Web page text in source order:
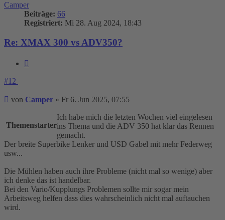
Camper
Beiträge: 66
Registriert: Mi 28. Aug 2024, 18:43
Re: XMAX 300 vs ADV350?
#12
Beitrag
von Camper » Fr 6. Jun 2025, 07:55
Themenstarter
Ich habe mich die letzten Wochen viel eingelesen
ins Thema und die ADV 350 hat klar das Rennen
gemacht.
Der breite Superbike Lenker und USD Gabel mit mehr Federweg
usw...
Die Mühlen haben auch ihre Probleme (nicht mal so wenige) aber
ich denke das ist handelbar.
Bei den Vario/Kupplungs Problemen sollte mir sogar mein
Arbeitsweg helfen dass dies wahrscheinlich nicht mal auftauchen
wird.